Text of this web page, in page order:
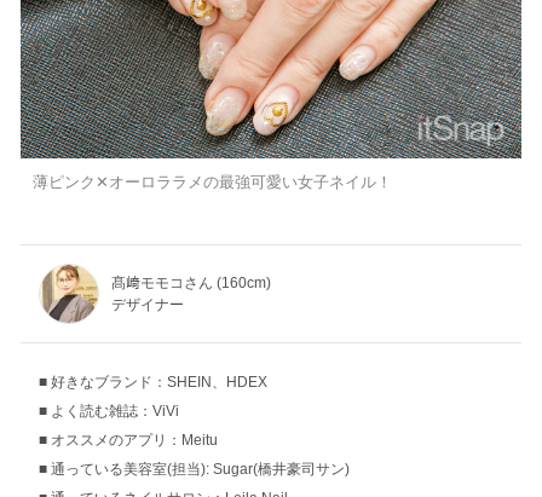
薄ピンク✕オーロララメの最強可愛い女子ネイル！
髙﨑モモコさん (160cm)
デザイナー
好きなブランド：SHEIN、HDEX
よく読む雑誌：ViVi
オススメのアプリ：Meitu
通っている美容室(担当): Sugar(橋井豪司サン)